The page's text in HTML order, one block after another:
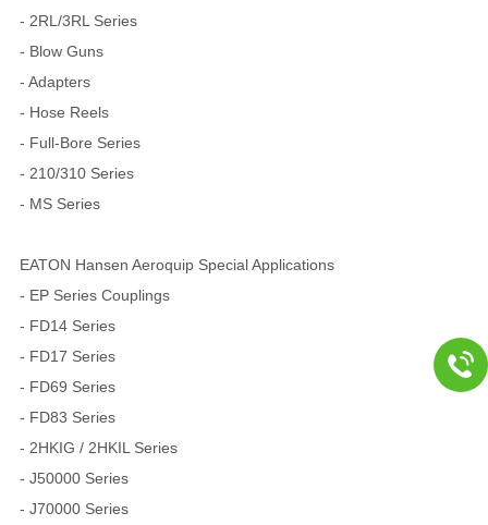
- 2RL/3RL Series
- Blow Guns
- Adapters
- Hose Reels
- Full-Bore Series
- 210/310 Series
- MS Series
EATON Hansen Aeroquip Special Applications
- EP Series Couplings
- FD14 Series
- FD17 Series
- FD69 Series
- FD83 Series
- 2HKIG / 2HKIL Series
- J50000 Series
- J70000 Series